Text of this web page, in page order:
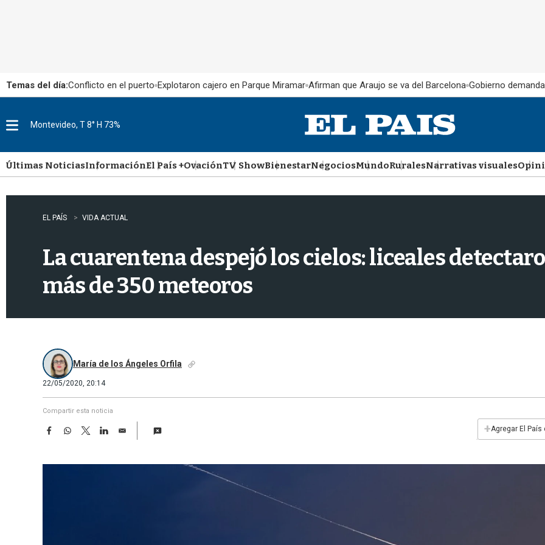
Temas del día:Conflicto en el puerto Explotaron cajero en Parque Miramar Afirman que Araujo se va del Barcelona Gobierno
u
Montevideo, T 8° H 73%
Últimas NoticiasInformaciónEl País +OvaciónTV ShowBienestarNegociosMundoRuralesNarrativas visuales
EL PAÍS VIDA ACTUAL
La cuarentena despejó los cielos: liceales
más de 350 meteoros
María de los Ángeles Orfila
22/05/2020, 20:14
Compartir esta noticia
F
e
W
t
T
w
t
L
k
E
i
+Agregar El País